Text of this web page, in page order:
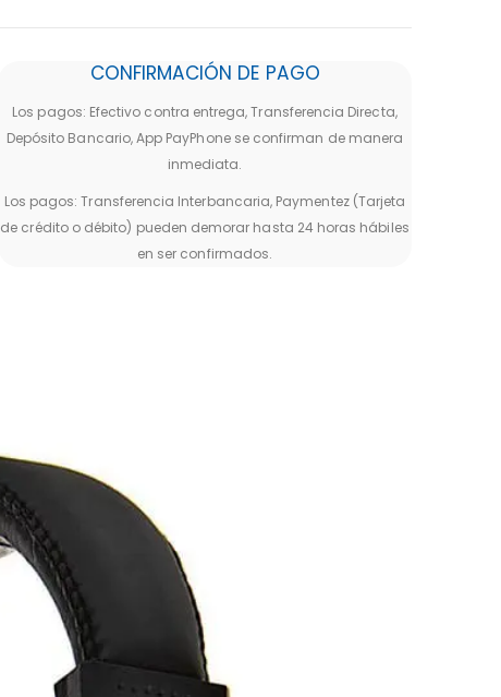
CONFIRMACIÓN DE PAGO
Los pagos: Efectivo contra entrega, Transferencia Directa,
Depósito Bancario, App PayPhone se confirman de manera
inmediata.
Los pagos: Transferencia Interbancaria, Paymentez (Tarjeta
de crédito o débito) pueden demorar hasta 24 horas hábiles
en ser confirmados.